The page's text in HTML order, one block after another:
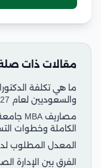
مقالات ذات
ما هي تكلفة
والسعوديين لعام 2027
الكاملة وخطوات
المعدل المطلوب
الفرق بين الإدارة